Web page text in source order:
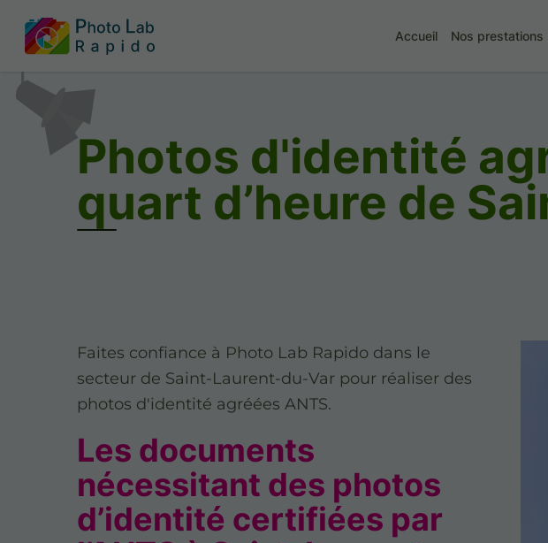
Accueil Nos prestations
Photos d'identité
quart d’heure de
Faites confiance à Photo Lab Rapido dans le
secteur de Saint-Laurent-du-Var pour réaliser des
photos d'identité agréées ANTS.
Les documents
nécessitant des photos
d’identité certifiées par